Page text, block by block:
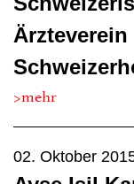
Ärzteverein
>mehr
02. Oktober